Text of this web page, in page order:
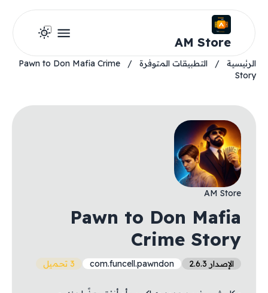
AM Store
الرئيسية / التطبيقات المتوفرة /
Pawn to Don Mafia Crime
Story
AM Store
Pawn to Don Mafia
Crime Story
الإصدار 2.6.3 com.funcell.pawndon 3 تحميل